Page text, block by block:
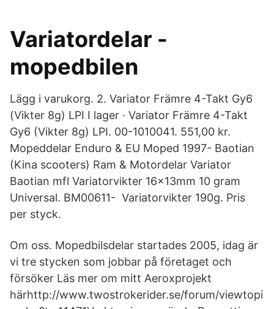
Variatordelar -
mopedbilen
Lägg i varukorg. 2. Variator Främre 4-Takt Gy6
(Vikter 8g) LPI I lager · Variator Främre 4-Takt
Gy6 (Vikter 8g) LPI. 00-1010041. 551,00 kr.
Mopeddelar Enduro & EU Moped 1997- Baotian
(Kina scooters) Ram & Motordelar Variator
Baotian mfl Variatorvikter 16x13mm 10 gram
Universal. BM00611- Variatorvikter 190g. Pris
per styck.
Om oss. Mopedbilsdelar startades 2005, idag är
vi tre stycken som jobbar på företaget och
försöker Läs mer om mitt Aeroxprojekt
härhttp://www.twostrokerider.se/forum/viewtopi